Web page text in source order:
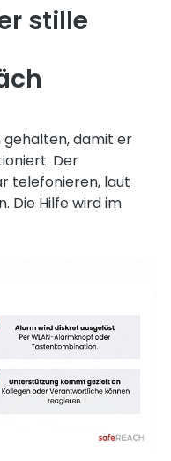
stille
gehalten, damit er
Der
telefonieren, laut
Die Hilfe wird im